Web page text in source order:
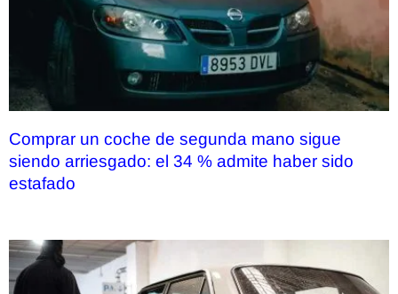
Comprar un coche de segunda mano sigue
siendo arriesgado: el 34 % admite haber sido
estafado